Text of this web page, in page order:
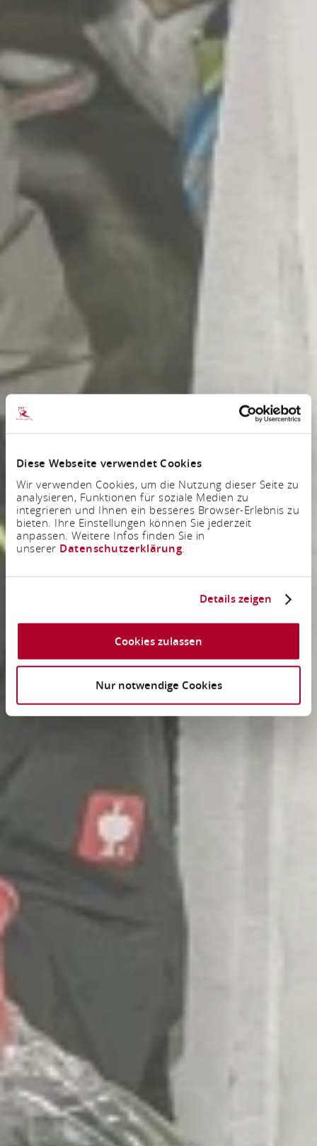
Diese Webseite verwendet Cookies
Wir verwenden Cookies, um die Nutzung dieser Seite zu
analysieren, Funktionen für soziale Medien zu
integrieren und Ihnen ein besseres Browser-Erlebnis zu
bieten. Ihre Einstellungen können Sie jederzeit
anpassen. Weitere Infos finden Sie in
unserer Datenschutzerklärung.
Details zeigen
Cookies zulassen
Nur notwendige Cookies